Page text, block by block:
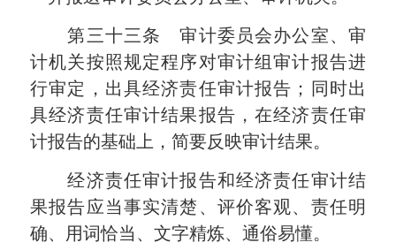
第三十三条 审计委员会办公室、审
计机关按照规定程序对审计组审计报告进
行审定，出具经济责任审计报告；同时出
具经济责任审计结果报告，在经济责任审
计报告的基础上，简要反映审计结果。
经济责任审计报告和经济责任审计结
果报告应当事实清楚、评价客观、责任明
确、用词恰当、文字精炼、通俗易懂。